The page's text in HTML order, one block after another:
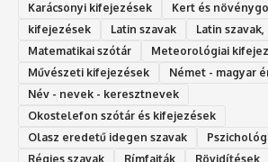
Karácsonyi kifejezések
Kert és
kifejezések
Latin szavak
Latin
Matematikai szótár
Meteorológiai
Művészeti kifejezések
Német - magyar
Név - nevek - keresztnevek
Okostelefon szótár és kifejezések
Olasz eredetű idegen szavak
Régies szavak
Rímfajták Rövidítések